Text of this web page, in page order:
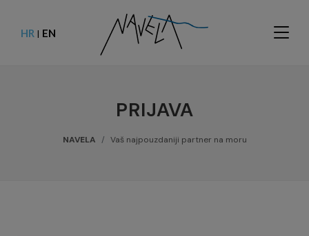
HR | EN
PRIJAVA
NAVELA Vaš najpouzdaniji partner na moru